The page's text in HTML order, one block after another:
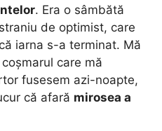
. Era o sâmbătă
de optimist, care
iarna s-a terminat. Mă
care mă
fusesem azi-noapte,
că afară mirosea a